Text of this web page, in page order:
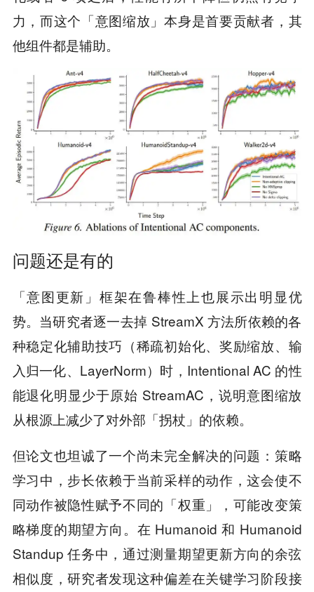
力，而这个「意图缩放」本身是首要贡献者，其
他组件都是辅助。
问题还是有的
「意图更新」框架在鲁棒性上也展示出明显优
势。当研究者逐一去掉 StreamX 方法所依赖的各
种稳定化辅助技巧（稀疏初始化、奖励缩放、输
入归一化、LayerNorm）时，Intentional AC 的性
能退化明显少于原始 StreamAC，说明意图缩放
从根源上减少了对外部「拐杖」的依赖。
但论文也坦诚了一个尚未完全解决的问题：策略
学习中，步长依赖于当前采样的动作，这会使不
同动作被隐性赋予不同的「权重」，可能改变策
略梯度的期望方向。在 Humanoid 和 Humanoid
Standup 任务中，通过测量期望更新方向的余弦
相似度，研究者发现这种偏差在关键学习阶段接